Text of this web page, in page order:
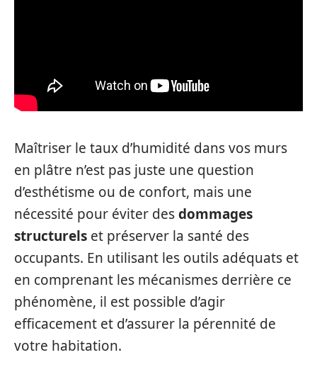
Maîtriser le taux d’humidité dans vos murs
en plâtre n’est pas juste une question
d’esthétisme ou de confort, mais une
nécessité pour éviter desdommages
structurels et préserver la santé des
occupants. En utilisant les outils adéquats et
en comprenant les mécanismes derrière ce
phénomène, il est possible d’agir
efficacement et d’assurer la pérennité de
votre habitation.